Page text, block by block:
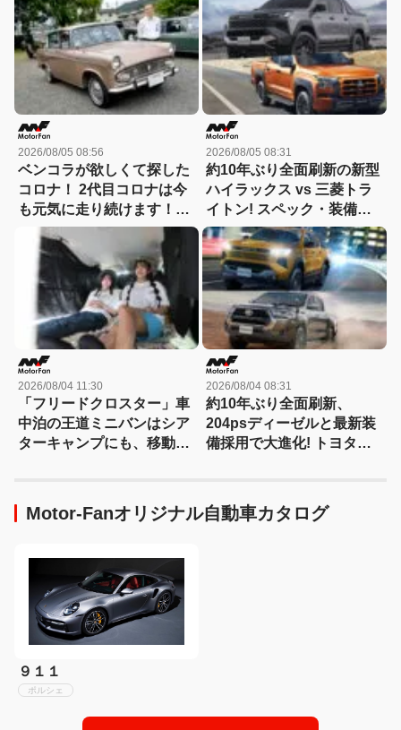
車中泊もできる【Hondaキ
ャンプ】
底比較して分かった決定的
な違い 【新型ハイラックス
徹底比較】
2026/08/05 08:56
ベンコラが欲しくて探した
コロナ！ 2代目コロナは今
も元気に走り続けます！
【花見の里で感謝の集いや
ります！】
2026/08/05 08:31
約10年ぶり全面刷新の新型
ハイラックス vs 三菱トラ
イトン! スペック・装備・
価格を比較、勝った点/惜し
い点を徹底検証! 【新型ハ
イラックス 徹底比較】
2026/08/04 11:30
「フリードクロスター」車
中泊の王道ミニバンはシア
ターキャンプにも、移動オ
2026/08/04 08:31
約10年ぶり全面刷新、
204psディーゼルと最新装
備採用で大進化! トヨタ新
ックス 徹底比較】
Motor-Fanオリジナル自動車カタログ
９１１
ポルシェ